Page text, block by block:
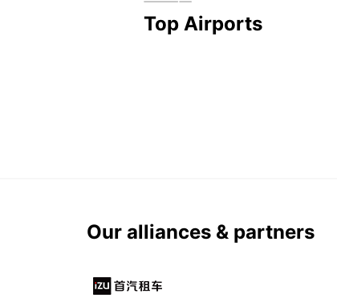
Top Airports
Our alliances & partners